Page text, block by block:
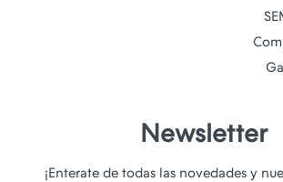
Newsletter
¡Enterate de todas las novedades y